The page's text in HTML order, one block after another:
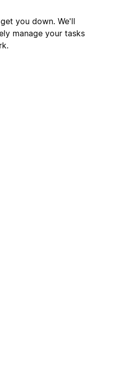
you down. We'll
manage your tasks